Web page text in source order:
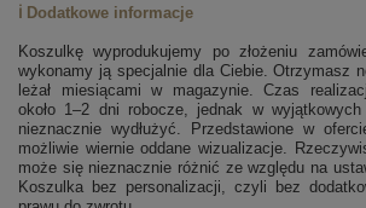
ℹ️ Dodatkowe informacje
Koszulkę wyprodukujemy po złożeniu
wykonamy ją specjalnie dla Ciebie. Otrzymasz
leżał miesiącami w magazynie. Czas
około 1–2 dni robocze, jednak w
nieznacznie wydłużyć. Przedstawione w
możliwie wiernie oddane wizualizacje.
może się nieznacznie różnić ze względu na
Koszulka bez personalizacji, czyli bez